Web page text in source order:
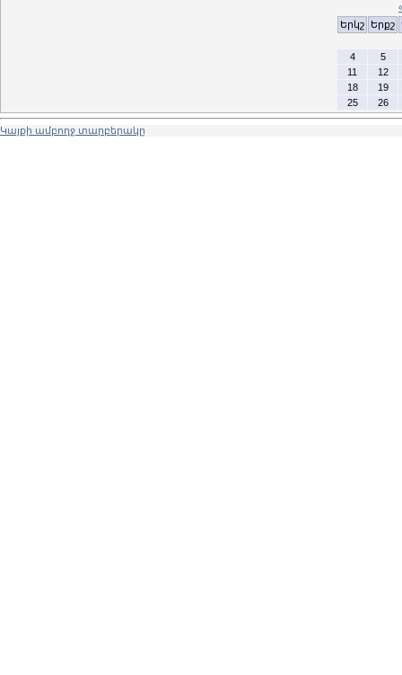
Երկշ
Երքշ
4
5
11
12
18
19
25
26
Կայքի ամբողջ տարբերակը